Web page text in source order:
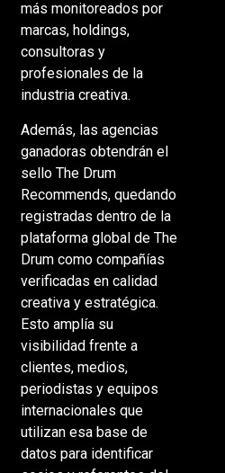
más monitoreados por
marcas, holdings,
consultoras y
profesionales de la
industria creativa.
Además, las agencias
ganadoras obtendrán el
sello The Drum
Recommends, quedando
registradas dentro de la
plataforma global de The
Drum como compañías
verificadas en calidad
creativa y estratégica.
Esto amplía su
visibilidad frente a
clientes, medios,
periodistas y equipos
internacionales que
utilizan esa base de
datos para identificar